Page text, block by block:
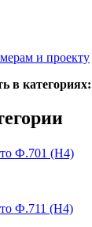
и проекту
в категориях:
Ф.701 (Н4)
Ф.711 (Н4)